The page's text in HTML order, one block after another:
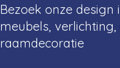
Bezoek onze
meubels,
raamdecoratie